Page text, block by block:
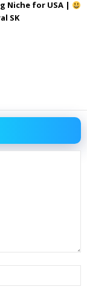
Niche for USA |
SK